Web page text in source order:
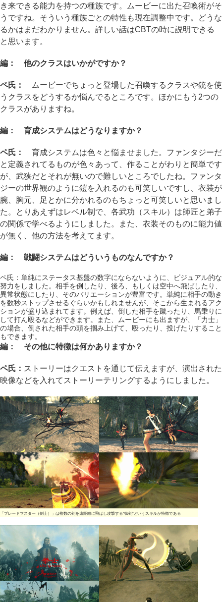
き来できる能力を持つの種族です。ムービーに出た召喚術がそ
うですね。そういう種族ごとの特性も現在調整中です。どうな
るかはまだわかりません。詳しい話はCBTの時に説明できる
と思います。
編： 他のクラスはいかがですか？
ペ氏：
ムービーでちょっと登場した召喚するクラスや銃を使
うクラスをどうするか悩んでるところです。ほかにもう2つの
クラスがありますね。
編： 育成システムはどうなりますか？
ペ氏：
育成システムは色々と悩ませました。ファンタジーだ
と定義されてるものが色々あって、作ることがわりと簡単です
が、武狭だとそれが無いので難しいところでしたね。ファンタ
ジーの世界観のように鎧を入れるのも可笑しいですし、衣装が
腕、胸元、足とかに分かれるのもちょっと可笑しいと思いまし
た。とりあえずはレベル制で、各武功（スキル）は師匠と弟子
の関係で学べるようにしました。また、衣装そのものに能力値
が無く、他の方法を考えてます。
編： 戦闘システムはどういうものなんですか？
ペ氏：単純にステータス基盤の数字にならないように、ビジュアル的な
努力をしました。相手を倒したり、後ろ、もしくは空中へ飛ばしたり、
異常状態にしたり、そのバリエーションが豊富です。単純に相手の動き
を数秒ストップさせるぐらいかもしれませんが、そこから生まれるアク
ションが盛り込まれてます。例えば、倒した相手を蹴ったり、馬乗りに
して打ん殴るなどができます。また、ムービーにも出ますが、「力士」
の場合、倒された相手の頭を掴み上げて、殴ったり、投げたりすること
もできます。
編： その他に特徴は何かありますか？
ペ氏： ストーリーはクエストを通じて伝えますが、演出された
映像などを入れてストーリーテリングするようにしました。
「ブレードマスター（剣士）」は複数の剣を遠距離に飛ばし攻撃する“御剣”というスキルが特徴である